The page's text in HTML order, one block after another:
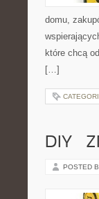
domu,
które chcą
[…]
DIY –
POSTED